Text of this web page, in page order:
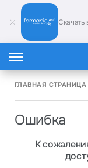
Скачать
ГЛАВНАЯ СТРАНИЦА
Ошибка
К